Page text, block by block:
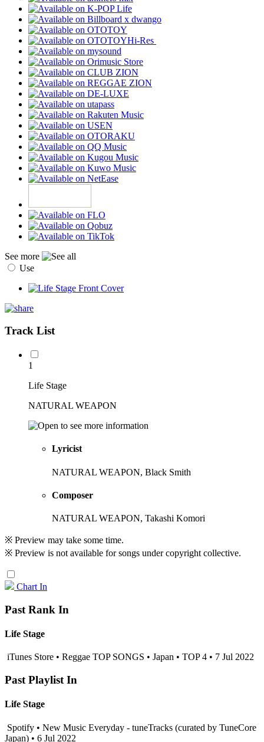
Hi-Res
See more
Use
Track List
1
Life Stage
NATURAL WEAPON
Lyricist
NATURAL WEAPON, Black Smith
Composer
NATURAL WEAPON, Takashi Komori
※ Preview may take some time.
※ Preview is not available for songs under copyright collective.
Chart In
Past Rank In
Life Stage
iTunes Store • Reggae TOP SONGS • Japan • TOP 4 • 7 Jul 2022
Past Playlist In
Life Stage
Spotify • New Music Everyday - tuneTracks (curated by TuneCore
Japan) • 6 Jul 2022